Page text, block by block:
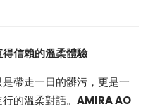
信賴的溫柔體驗
帶走一日的髒污，更是一
的溫柔對話。 AMIRA AO